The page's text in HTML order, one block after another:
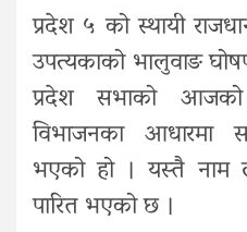
प्रदेश ५ को स्थायी
उपत्यकाको भालुवाङ
प्रदेश सभाको
विभाजनका आधारमा
भएको हो । यस्तै नाम
पारित भएको छ ।